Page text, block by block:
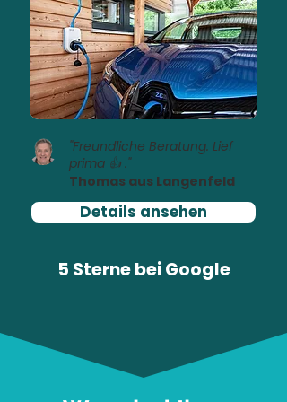
"Freundliche Beratung. Lief
prima 👍 ."
Thomas aus Langenfeld
Details ansehen
5 Sterne beiGoogle